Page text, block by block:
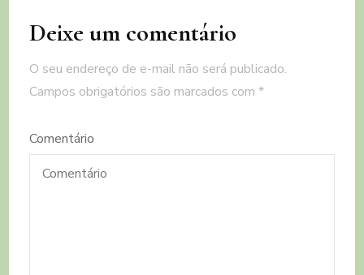
Deixe um comentário
O seu endereço de e-mail não será publicado.
Campos obrigatórios são marcados com*
Comentário